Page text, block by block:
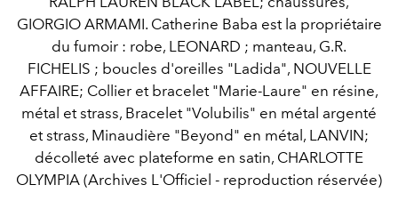
GIORGIO ARMAMI. Catherine Baba est la propriétaire
du fumoir : robe, LEONARD ; manteau, G.R.
FICHELIS ; boucles d'oreilles "Ladida", NOUVELLE
AFFAIRE; Collier et bracelet "Marie-Laure" en résine,
métal et strass, Bracelet "Volubilis" en métal argenté
et strass, Minaudière "Beyond" en métal, LANVIN;
décolleté avec plateforme en satin, CHARLOTTE
OLYMPIA (Archives L'Officiel - reproduction réservée)